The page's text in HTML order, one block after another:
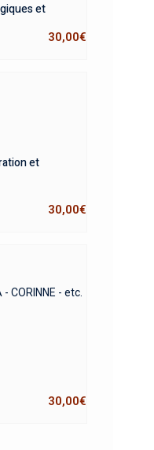
et
30,00€
et
30,00€
CORINNE - etc.
30,00€